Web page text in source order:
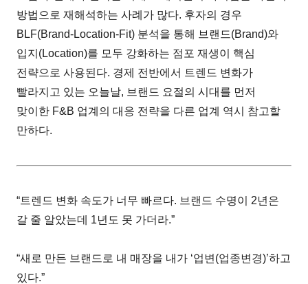
방법으로 재해석하는 사례가 많다. 후자의 경우
BLF(Brand-Location-Fit) 분석을 통해 브랜드(Brand)와
입지(Location)를 모두 강화하는 점포 재생이 핵심
전략으로 사용된다. 경제 전반에서 트렌드 변화가
빨라지고 있는 오늘날, 브랜드 요절의 시대를 먼저
맞이한 F&B 업계의 대응 전략을 다른 업계 역시 참고할
만하다.
“트렌드 변화 속도가 너무 빠르다. 브랜드 수명이 2년은
갈 줄 알았는데 1년도 못 가더라.”
“새로 만든 브랜드로 내 매장을 내가 ‘업변(업종변경)’하고
있다.”